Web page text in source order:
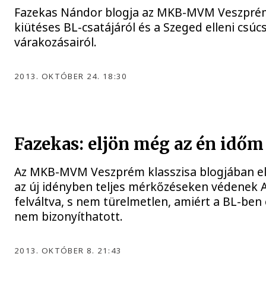
Fazekas Nándor blogja az MKB-MVM
kiütéses BL-csatájáról és a Szeged elleni
várakozásairól.
2013. OKTÓBER 24. 18:30
Fazekas: eljön még az én időm
Az MKB-MVM Veszprém klasszisa blogjában
az új idényben teljes mérkőzéseken védenek
felváltva, s nem türelmetlen, amiért a BL-ben
nem bizonyíthatott.
2013. OKTÓBER 8. 21:43